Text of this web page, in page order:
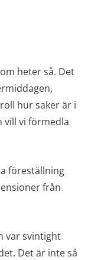
heter så. Det
hur saker är i
vill vi förmedla
föreställning
från
var svintight
Det är inte så